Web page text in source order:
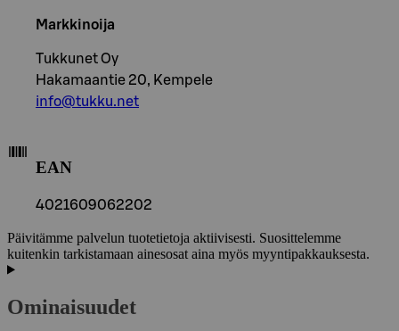
Markkinoija
Tukkunet Oy
Hakamaantie 20, Kempele
info@tukku.net
EAN
4021609062202
Päivitämme palvelun tuotetietoja aktiivisesti. Suosittelemme
kuitenkin tarkistamaan ainesosat aina myös myyntipakkauksesta.
Ominaisuudet